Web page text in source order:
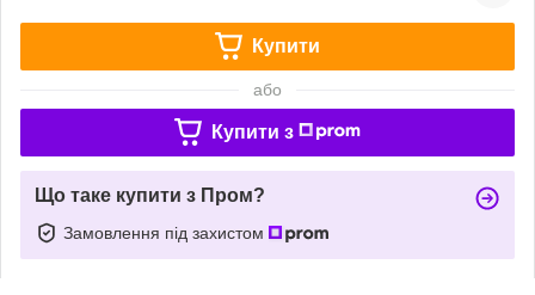
Купити
або
Купити з
Що таке купити з Пром?
Замовлення під захистом